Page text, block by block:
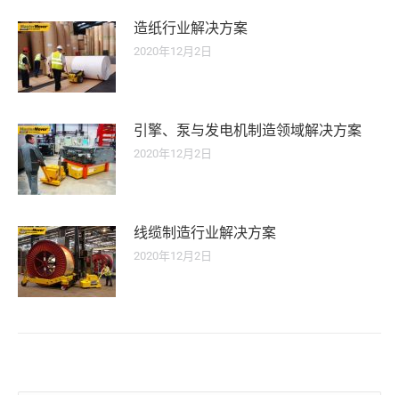
造纸行业解决方案
2020年12月2日
引擎、泵与发电机制造领域解决方案
2020年12月2日
线缆制造行业解决方案
2020年12月2日